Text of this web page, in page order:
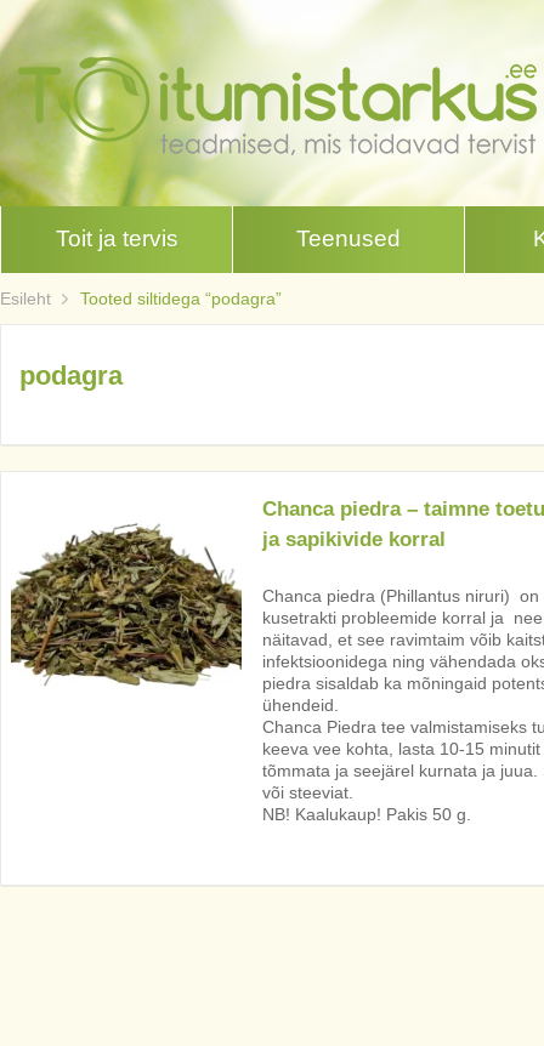
Toit ja tervis Teenused
Esileht Tooted siltidega “podagra”
podagra
Chanca piedra – taimne
ja sapikivide korral
Chanca piedra (Phillantus niruri)
kusetrakti probleemide korral ja
näitavad, et see ravimtaim võib
infektsioonidega ning vähendada
piedra sisaldab ka mõningaid
ühendeid.
Chanca Piedra tee valmistamiseks
keeva vee kohta, lasta 10-15 minutit
tõmmata ja seejärel kurnata ja
või steeviat.
NB! Kaalukaup! Pakis 50 g.